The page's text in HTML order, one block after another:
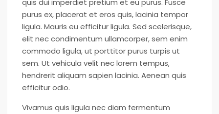
quis dui imperdiet pretium et eu purus. Fusce
purus ex, placerat et eros quis, lacinia tempor
ligula. Mauris eu efficitur ligula. Sed scelerisque,
elit nec condimentum ullamcorper, sem enim
commodo ligula, ut porttitor purus turpis ut
sem. Ut vehicula velit nec lorem tempus,
hendrerit aliquam sapien lacinia. Aenean quis
efficitur odio.
Vivamus quis ligula nec diam fermentum